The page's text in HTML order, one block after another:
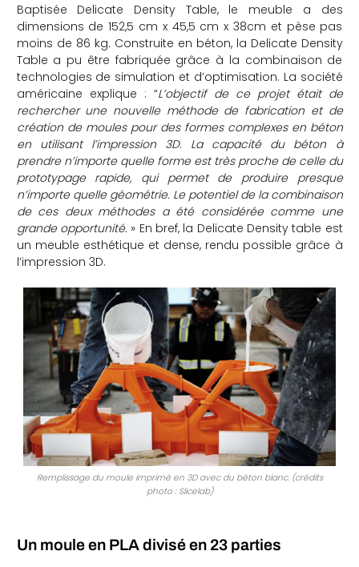
Baptisée Delicate Density Table, le meuble a des
dimensions de 152,5 cm x 45,5 cm x 38cm et pèse pas
moins de 86 kg. Construite en béton, la Delicate Density
Table a pu être fabriquée grâce à la combinaison de
technologies de simulation et d’optimisation. La société
américaine explique : “L’objectif de ce projet était de
rechercher une nouvelle méthode de fabrication et de
création de moules pour des formes complexes en béton
en utilisant l’impression 3D. La capacité du béton à
prendre n’importe quelle forme est très proche de celle du
prototypage rapide, qui permet de produire presque
n’importe quelle géométrie. Le potentiel de la combinaison
de ces deux méthodes a été considérée comme une
grande opportunité. » En bref, la Delicate Density table est
un meuble esthétique et dense, rendu possible grâce à
l’impression 3D.
Remplissage du moule imprimé en 3D avec du béton blanc. (crédits
photo : Slicelab)
Un moule en PLA divisé en 23 parties